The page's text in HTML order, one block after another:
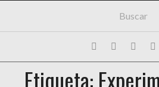
FESTIVALES
EXPOSICIONES
Etiqueta: